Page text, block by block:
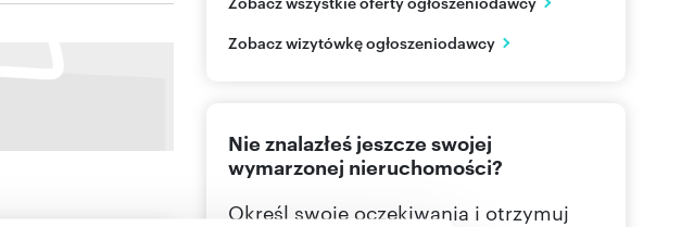
PL
226465 Pokaż telefon
Zobacz wizytówkę ogłoszeniodawcy
Nie znalazłeś jeszcze swojej
wymarzonej nieruchomości?
Określ swoje oczekiwania i otrzymuj